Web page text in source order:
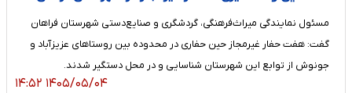
مسئول نمایندگی میراث‌فرهنگی، گردشگری و صنایع‌دستی شهرستان فراهان
گفت: هفت حفار غیرمجاز حین حفاری در محدوده بین روستاهای عزیزآباد و
جونوش از توابع این شهرستان شناسایی و در محل دستگیر شدند.
۱۴۰۵/۰۵/۰۴ ۱۴:۵۲